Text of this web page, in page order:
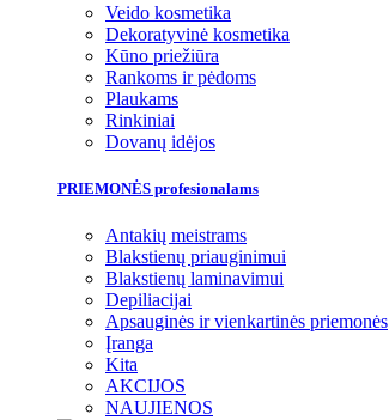
Veido kosmetika
Dekoratyvinė kosmetika
Kūno priežiūra
Rankoms ir pėdoms
Plaukams
Rinkiniai
Dovanų idėjos
PRIEMONĖS profesionalams
Antakių meistrams
Blakstienų priauginimui
Blakstienų laminavimui
Depiliacijai
Apsauginės ir vienkartinės priemonės
Įranga
Kita
AKCIJOS
NAUJIENOS